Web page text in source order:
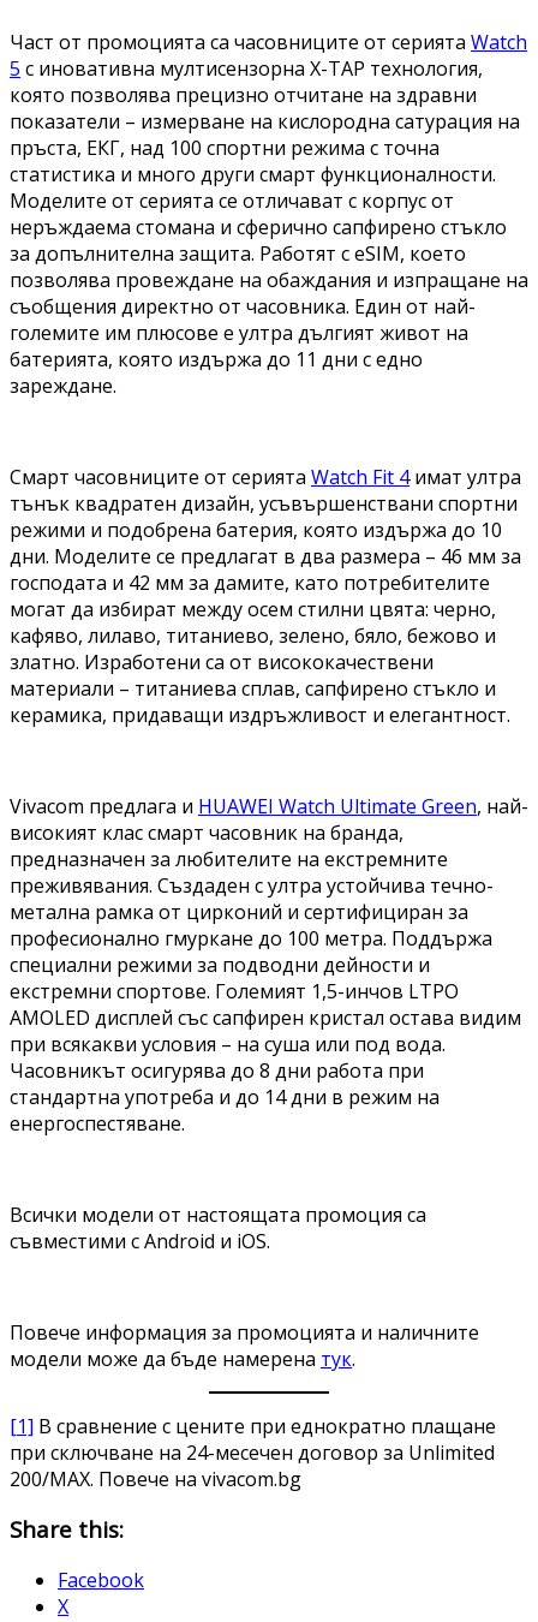
Част от промоцията са часовниците от серията Watch
5 с иновативна мултисензорна X-TAP технология,
която позволява прецизно отчитане на здравни
показатели – измерване на кислородна сатурация на
пръста, ЕКГ, над 100 спортни режима с точна
статистика и много други смарт функционалности.
Моделите от серията се отличават с корпус от
неръждаема стомана и сферично сапфирено стъкло
за допълнителна защита. Работят с eSIM, което
позволява провеждане на обаждания и изпращане на
съобщения директно от часовника. Един от най-
големите им плюсове е ултра дългият живот на
батерията, която издържа до 11 дни с едно
зареждане.
Смарт часовниците от серията Watch Fit 4имат ултра
тънък квадратен дизайн, усъвършенствани спортни
режими и подобрена батерия, която издържа до 10
дни. Моделите се предлагат в два размера – 46 мм за
господата и 42 мм за дамите, като потребителите
могат да избират между осем стилни цвята: черно,
кафяво, лилаво, титаниево, зелено, бяло, бежово и
златно. Изработени са от висококачествени
материали – титаниева сплав, сапфирено стъкло и
керамика, придаващи издръжливост и елегантност.
Vivacom предлага и HUAWEI Watch Ultimate Green, най-
високият клас смарт часовник на бранда,
предназначен за любителите на екстремните
преживявания. Създаден с ултра устойчива течно-
метална рамка от цирконий и сертифициран за
професионално гмуркане до 100 метра. Поддържа
специални режими за подводни дейности и
екстремни спортове. Големият 1,5-инчов LTPO
AMOLED дисплей със сапфирен кристал остава видим
при всякакви условия – на суша или под вода.
Часовникът осигурява до 8 дни работа при
стандартна употреба и до 14 дни в режим на
енергоспестяване.
Всички модели от настоящата промоция са
съвместими с Android и iOS.
Повече информация за промоцията и наличните
модели може да бъде намерена тук.
[1] В сравнение с цените при еднократно плащане
при сключване на 24-месечен договор за Unlimited
200/MAX. Повече на vivacom.bg
Share this:
Facebook
X